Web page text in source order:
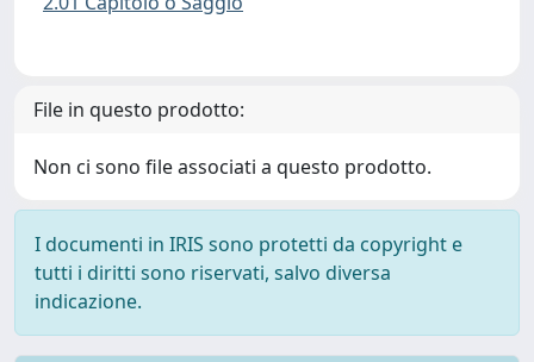
File in questo prodotto:
Non ci sono file associati a questo prodotto.
I documenti in IRIS sono protetti da copyright e
tutti i diritti sono riservati, salvo diversa
indicazione.